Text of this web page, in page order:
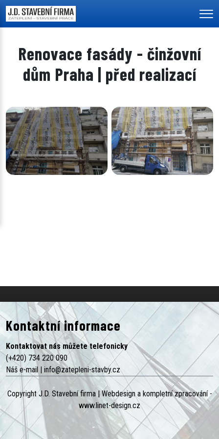
Renovace fasády - činžovní
dům Praha | před realizací
Kontaktní informace
Kontaktovat nás můžete telefonicky
(+420) 734 220 090
Náš e-mail | info@zatepleni-stavby.cz
Copyright J.D. Stavební firma |Webdesign a kompletní zpracování -
www.linet-design.cz